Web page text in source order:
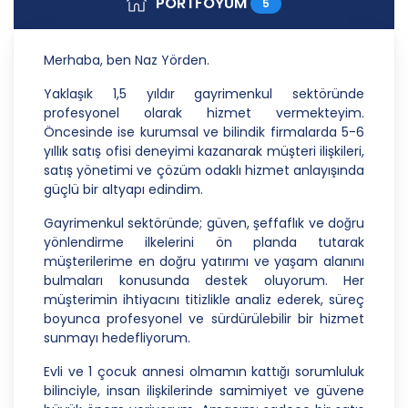
Danışmanlık Hizmetleri A.Ş.; kişisel verilerin
işlenmesi faaliyetleri kapsamında hukuka ve
yükümlüdür. Bu kapsamda, orantılılık gereklilikleri
dikkate alınacakve kişisel verileri işleme amacı
dışında kullanmayacaktır.
2. Kişisel Verilerin Doğru ve Gerektiğinde
Güncel Olmasını Sağlama
CB Gayrimenkul Franchising Pazarlama ve
temel haklarını ve kendi meşru menfaatlerini
dikkate alarak işlediği kişisel verilerin doğru ve
güncel olmasını sağlamakla ve bu doğrultuda
gerekli tedbirleri almak için gerekli sistemleri
kurmakla yükümlüdür.
3. Belirli, Açık ve Meşru Amaçlarla İşleme
CB Gayrimenkul Franchising Pazarlama ve
Danışmanlık Hizmetleri A.Ş.; kişisel verilerin hangi
Merhaba, ben Naz Yörden.
Yaklaşık 1,5 yıldır gayrimenkul sektöründe
profesyonel olarak hizmet vermekteyim.
Öncesinde ise kurumsal ve bilindik firmalarda 5-6
yıllık satış ofisi deneyimi kazanarak müşteri ilişkileri,
satış yönetimi ve çözüm odaklı hizmet anlayışında
güçlü bir altyapı edindim.
Gayrimenkul sektöründe; güven, şeffaflık ve doğru
yönlendirme ilkelerini ön planda tutarak
müşterilerime en doğru yatırımı ve yaşam alanını
bulmaları konusunda destek oluyorum. Her
müşterimin ihtiyacını titizlikle analiz ederek, süreç
boyunca profesyonel ve sürdürülebilir bir hizmet
sunmayı hedefliyorum.
Evli ve 1 çocuk annesi olmamın kattığı sorumluluk
bilinciyle, insan ilişkilerinde samimiyet ve güvene